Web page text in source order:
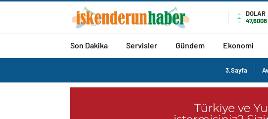
DOLAR
47,6008
Son Dakika Servisler Gündem Ekonomi
3.Sayfa